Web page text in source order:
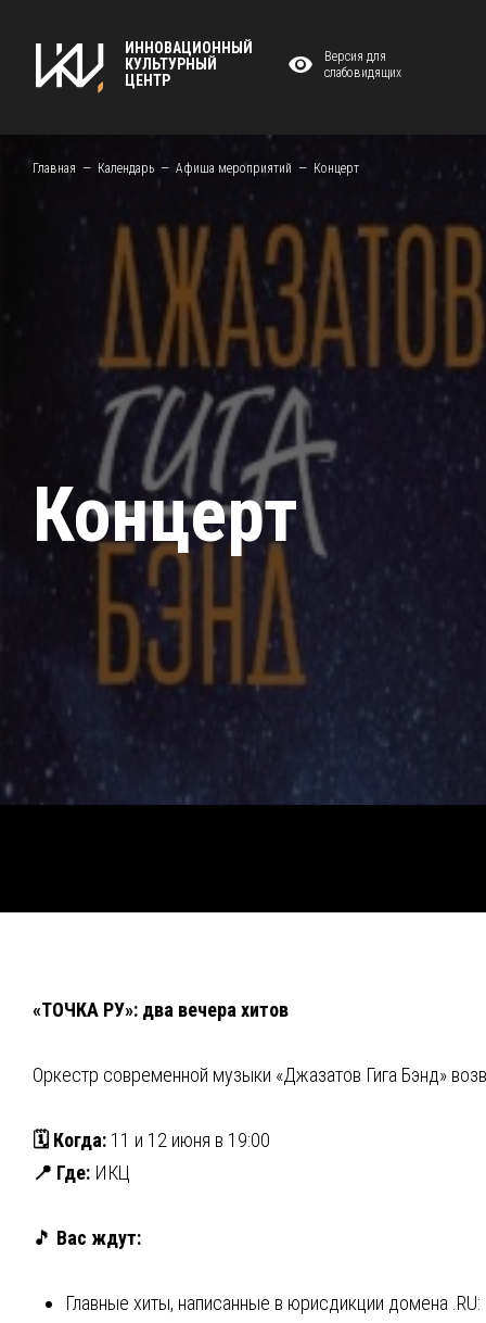
ИННОВАЦИОННЫЙ
КУЛЬТУРНЫЙ
ЦЕНТР
Версия для
слабовидящих
Главная Календарь Афиша мероприятий Концерт
Концерт
«ТОЧКА РУ»: два вечера хитов
Оркестр современной музыки «Джазатов Гига Бэнд»
🗓 Когда: 11 и 12 июня в 19:00
📍 Где: ИКЦ
🎵 Вас ждут:
Главные хиты, написанные в юрисдикции домена